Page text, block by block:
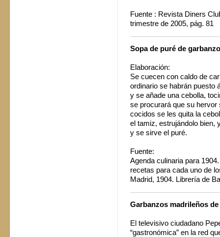
Fuente : Revista Diners
trimestre de 2005, pág. 81
Sopa de puré de
Elaboración:
Se cuecen con caldo de
ordinario se habrán puesto
y se añade una cebolla,
se procurará que su
cocidos se les quita la
el tamiz, estrujándolo bien,
y se sirve el puré.
Fuente:
Agenda culinaria para
recetas para cada uno de
Madrid, 1904. Librería de
Garbanzos madrileños
El televisivo ciudadano
“gastronómica” en la red